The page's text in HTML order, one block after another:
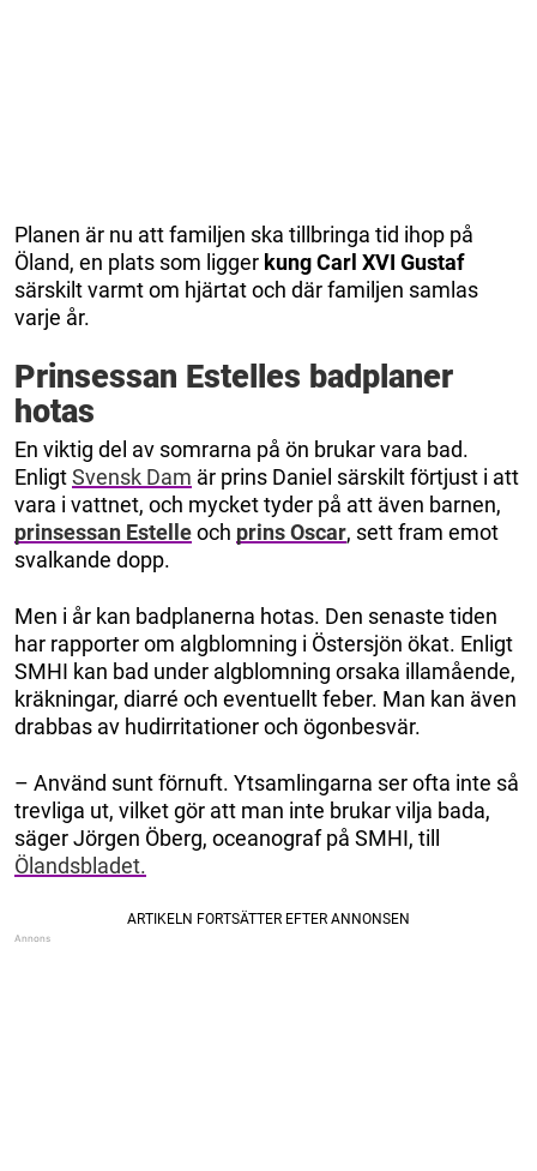
Planen är nu att familjen ska tillbringa tid ihop på
Öland, en plats som ligger kung Carl XVI Gustaf
särskilt varmt om hjärtat och där familjen samlas
varje år.
Prinsessan Estelles badplaner
hotas
En viktig del av somrarna på ön brukar vara bad.
EnligtSvensk Dam är prins Daniel särskilt förtjust i att
vara i vattnet, och mycket tyder på att även barnen,
prinsessan Estelleoch prins Oscar, sett fram emot
svalkande dopp.
Men i år kan badplanerna hotas. Den senaste tiden
har rapporter om algblomning i Östersjön ökat. Enligt
SMHI kan bad under algblomning orsaka illamående,
kräkningar, diarré och eventuellt feber. Man kan även
drabbas av hudirritationer och ögonbesvär.
– Använd sunt förnuft. Ytsamlingarna ser ofta inte så
trevliga ut, vilket gör att man inte brukar vilja bada,
säger Jörgen Öberg, oceanograf på SMHI, till
Ölandsbladet.